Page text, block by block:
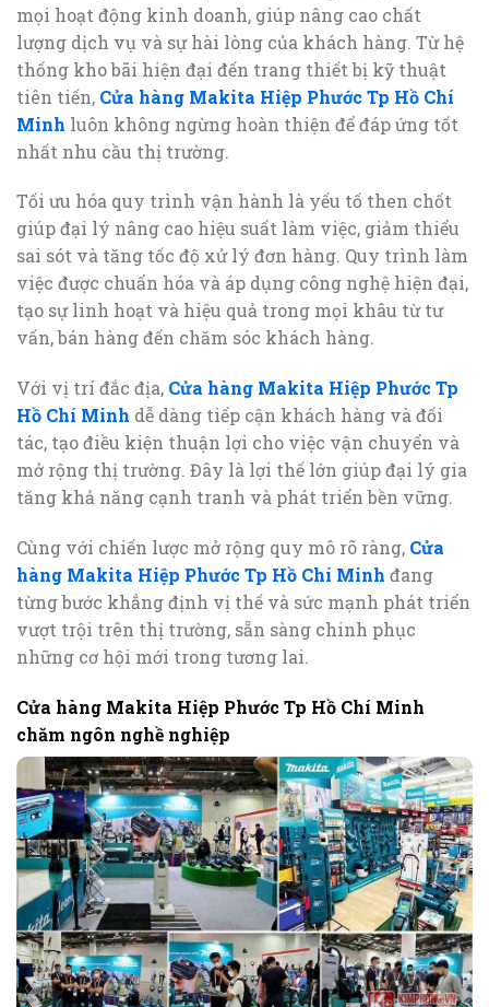
mọi hoạt động kinh doanh, giúp nâng cao chất
lượng dịch vụ và sự hài lòng của khách hàng. Từ hệ
thống kho bãi hiện đại đến trang thiết bị kỹ thuật
tiên tiến, Cửa hàng Makita Hiệp Phước Tp Hồ Chí
Minh luôn không ngừng hoàn thiện để đáp ứng tốt
nhất nhu cầu thị trường.
Tối ưu hóa quy trình vận hành là yếu tố then chốt
giúp đại lý nâng cao hiệu suất làm việc, giảm thiểu
sai sót và tăng tốc độ xử lý đơn hàng. Quy trình làm
việc được chuẩn hóa và áp dụng công nghệ hiện đại,
tạo sự linh hoạt và hiệu quả trong mọi khâu từ tư
vấn, bán hàng đến chăm sóc khách hàng.
Với vị trí đắc địa, Cửa hàng Makita Hiệp Phước Tp
Hồ Chí Minh dễ dàng tiếp cận khách hàng và đối
tác, tạo điều kiện thuận lợi cho việc vận chuyển và
mở rộng thị trường. Đây là lợi thế lớn giúp đại lý gia
tăng khả năng cạnh tranh và phát triển bền vững.
Cùng với chiến lược mở rộng quy mô rõ ràng, Cửa
hàng Makita Hiệp Phước Tp Hồ Chí Minh đang
từng bước khẳng định vị thế và sức mạnh phát triển
vượt trội trên thị trường, sẵn sàng chinh phục
những cơ hội mới trong tương lai.
Cửa hàng Makita Hiệp Phước Tp Hồ Chí Minh
chăm ngôn nghề nghiệp